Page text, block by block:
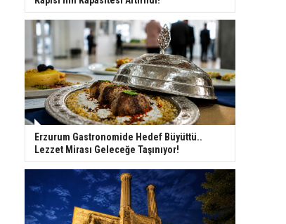
Erzurum Gastronomide Hedef Büyüttü..
Lezzet Mirası Geleceğe Taşınıyor!